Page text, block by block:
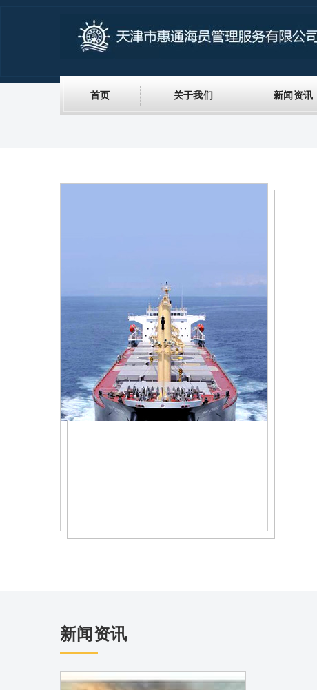
首页 关于我们 新闻资讯
新闻资讯